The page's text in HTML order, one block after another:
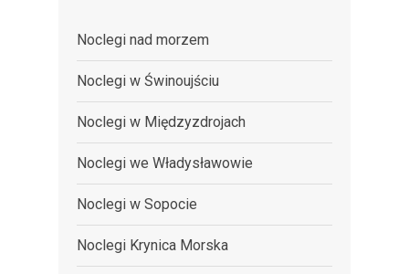
Noclegi nad morzem
Noclegi w Świnoujściu
Noclegi w Międzyzdrojach
Noclegi we Władysławowie
Noclegi w Sopocie
Noclegi Krynica Morska